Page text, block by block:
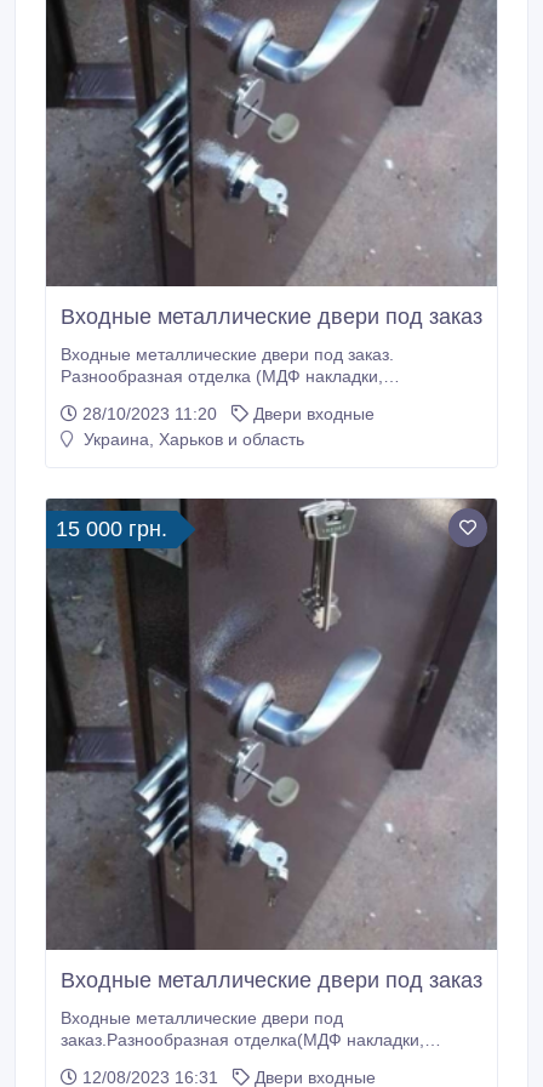
Входные металлические двери под заказ
Входные металлические двери под заказ.
Разнообразная отделка (МДФ накладки,
Турция). Двери в подъезд, тамбур, кладовку.
Стандартные и нестандартные размеры. Замер,
28/10/2023 11:20
Двери входные
Украина, Харьков и область
15 000 грн.
Входные металлические двери под заказ
Входные металлические двери под
заказ.Разнообразная отделка(МДФ накладки,
12/08/2023 16:31
Двери входные